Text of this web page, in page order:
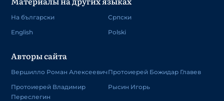
На български
English
Српски
Polski
Авторы сайта
Вершилло Роман Алексеевич
Протоиерей Владимир
Переслегин
Протоиерей Божидар Главев
Рысин Игорь